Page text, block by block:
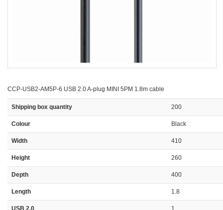
CCP-USB2-AM5P-6 USB 2.0 A-plug MINI 5PM 1.8m cable
Shipping box quantity 200
Colour Black
Width 410
Height 260
Depth 400
Length 1.8
USB 2.0 1